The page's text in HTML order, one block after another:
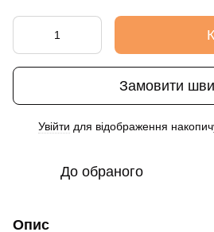
Замовити
Увійти для відображення
До обраного
Опис